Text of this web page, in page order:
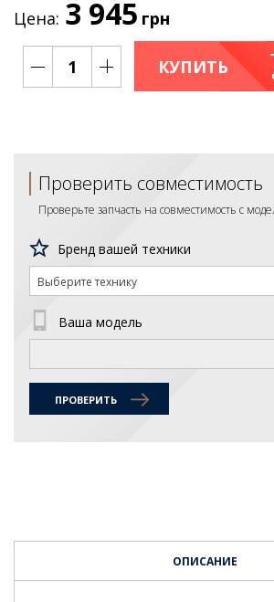
Цена: 3 945 грн
КУПИТЬ
Проверить совместимость
Проверьте запчасть на совместимость с
Бренд вашей техники
Выберите технику
Ваша модель
ПРОВЕРИТЬ
ОПИСАНИЕ